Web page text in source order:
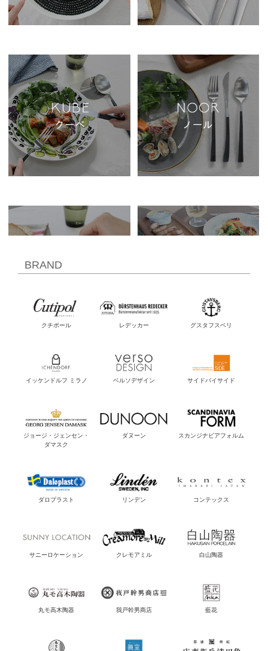
BRAND
クチポール レデッカー グスタフスベリ
イッケンドルフ ミラノ ベルソデザイン サイドバイサイド
ジョージ・ジェンセン・
ダマスク
ダヌーン スカンジナビアフォルム
ダロプラスト リンデン コンテックス
サニーロケーション クレモアミル 白山陶器
丸モ高木陶器 我戸幹男商店 藍花